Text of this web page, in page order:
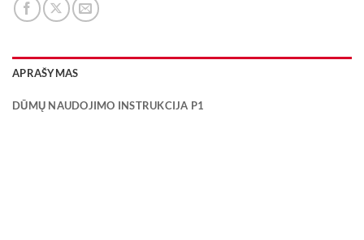
APRAŠYMAS
DŪMŲ NAUDOJIMO INSTRUKCIJA P1